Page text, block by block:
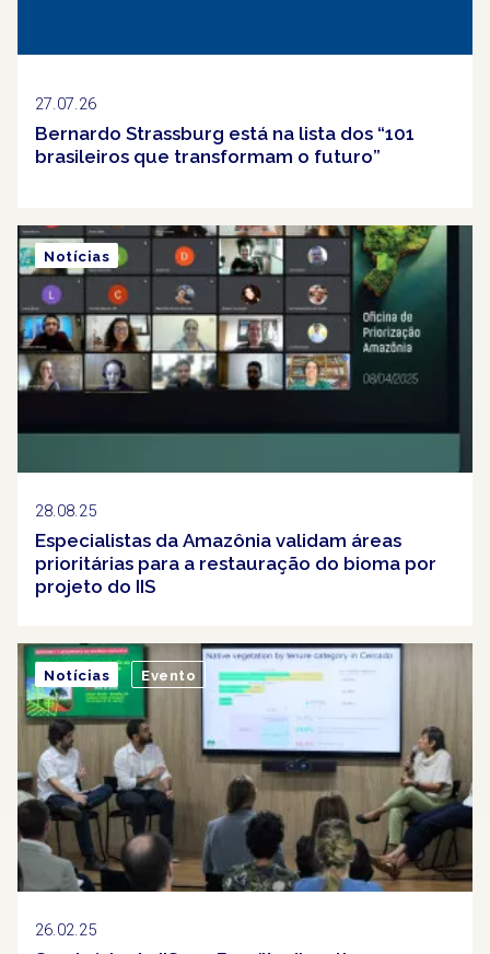
27.07.26
Bernardo Strassburg está na lista dos “101
brasileiros que transformam o futuro”
28.08.25
Especialistas da Amazônia validam áreas
prioritárias para a restauração do bioma por
projeto do IIS
Notícias
26.02.25
Notícias Evento